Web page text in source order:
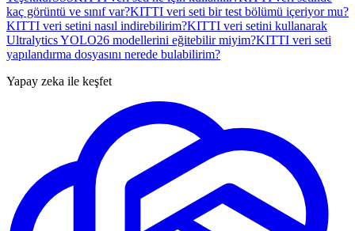
kaç görüntü ve sınıf var?KITTI veri seti bir test bölümü içeriyor mu?
KITTI veri setini nasıl indirebilirim?KITTI veri setini kullanarak
Ultralytics YOLO26 modellerini eğitebilir miyim?KITTI veri seti
yapılandırma dosyasını nerede bulabilirim?
Yapay zeka ile keşfet